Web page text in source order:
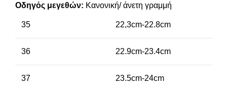
Οδηγός μεγεθών: Κανονική/ άνετη γραμμή
35 22,3cm-22.8cm
36 22.9cm-23.4cm
37 23.5cm-24cm